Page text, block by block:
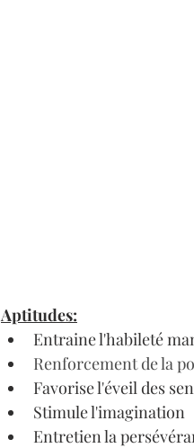
Aptitudes:
Entraine l'habileté
Renforcement de la
Favorise l'éveil des
Stimule l'imagination
Entretien la